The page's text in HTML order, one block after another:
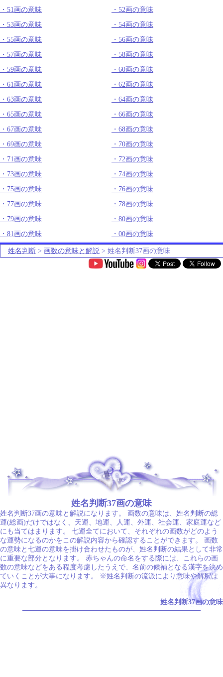
51画の意味
52画の意味
53画の意味
54画の意味
55画の意味
56画の意味
57画の意味
58画の意味
59画の意味
60画の意味
61画の意味
62画の意味
63画の意味
64画の意味
65画の意味
66画の意味
67画の意味
68画の意味
69画の意味
70画の意味
71画の意味
72画の意味
73画の意味
74画の意味
75画の意味
76画の意味
77画の意味
78画の意味
79画の意味
80画の意味
81画の意味
00画の意味
姓名判断 > 画数の意味と解説 > 姓名判断37画の意味
.
姓名判断37画の意味
姓名判断37画の意味と解説になります。 画数の意味は、姓名判断の総
運(総画)だけではなく、天運、地運、人運、外運、社会運、家庭運など
にも当てはまります。 七運全てにおいて、それぞれの画数がどのよう
な運勢になるのかをこの解説内容から確認することができます。 画数
の意味と七運の意味を掛け合わせたものが、姓名判断の結果として非常
に重要な部分となります。 赤ちゃんの命名をする際には、これらの画
数の意味などをある程度考慮したうえで、名前の候補となる漢字を決め
ていくことが大事になります。 ※姓名判断の流派により意味や解釈は
異なります。
姓名判断37画の意味